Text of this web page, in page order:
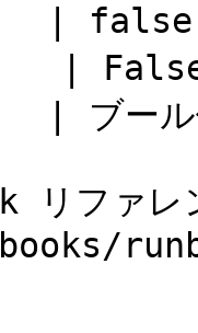
| false
|
| ブー
リファ